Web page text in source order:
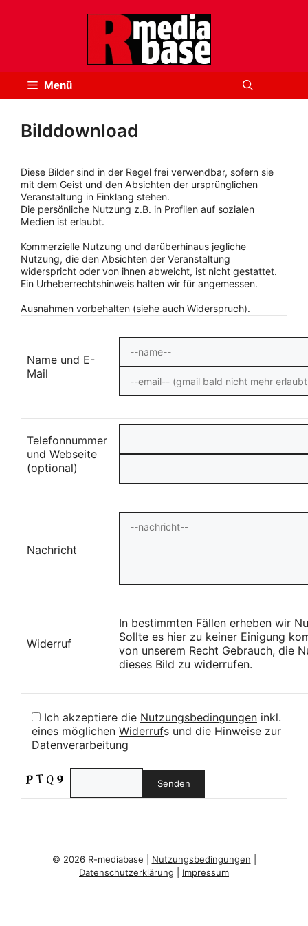
Menü
Bilddownload
Diese Bilder sind in der Regel frei verwendbar, sofern sie
mit dem Geist und den Absichten der ursprünglichen
Veranstaltung in Einklang stehen.
Die persönliche Nutzung z.B. in Profilen auf sozialen
Medien ist erlaubt.
Kommerzielle Nutzung und darüberhinaus jegliche
Nutzung, die den Absichten der Veranstaltung
widerspricht oder von ihnen abweicht, ist nicht gestattet.
Ein Urheberrechtshinweis halten wir für angemessen.
Ausnahmen vorbehalten (siehe auch Widerspruch).
Name und E-
Mail
Telefonnummer
und Webseite
(optional)
Nachricht
Widerruf
In bestimmten Fällen erheben wir
Sollte es hier zu keiner Einigung
von unserem Recht Gebrauch, die
dieses Bild zu widerrufen.
Ich akzeptiere die Nutzungsbedingungen inkl.
eines möglichen Widerrufs und die Hinweise zur
Datenverarbeitung
© 2026 R-mediabase | Nutzungsbedingungen
Datenschutzerklärung
Impressum